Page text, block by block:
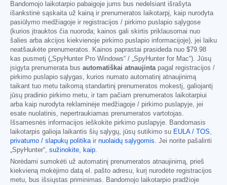
Bandomojo laikotarpio pabaigoje jums bus nedelsiant išrašyta
išankstinė sąskaita už kainą ir prenumeratos laikotarpį, kaip nurodyta
pasiūlymo medžiagoje ir registracijos / pirkimo puslapio sąlygose
(kurios įtrauktos čia nuoroda; kainos gali skirtis priklausomai nuo
šalies arba akcijos kiekvienoje pirkimo puslapio informacijoje), jei laiku
neatšaukėte prenumeratos. Kainos paprastai prasideda nuo $79.98
kas pusmetį („SpyHunter Pro Windows“ / „SpyHunter for Mac“). Jūsų
įsigyta prenumerata bus automatiškai atnaujintapagal registracijos /
pirkimo puslapio sąlygas, kurios numato automatinį atnaujinimą
taikant tuo metu taikomą standartinį prenumeratos mokestį, galiojantį
jūsų pradinio pirkimo metu, ir tam pačiam prenumeratos laikotarpiui
arba kaip nurodyta reklaminėje medžiagoje / pirkimo puslapyje, jei
esate nuolatinis, nepertraukiamas prenumeratos vartotojas.
Išsamesnės informacijos ieškokite pirkimo puslapyje. Bandomasis
laikotarpis galioja laikantis šių sąlygų, jūsų sutikimo su EULA / TOS,
privatumo / slapukų politikair nuolaidų sąlygomis. Jei norite pašalinti
„SpyHunter“, sužinokite, kaip.
Norėdami sumokėti už automatinį prenumeratos atnaujinimą, prieš
kiekvieną mokėjimo datą el. pašto adresu, kurį nurodėte registracijos
metu, bus išsiųstas priminimas. Bandomojo laikotarpio pradžioje